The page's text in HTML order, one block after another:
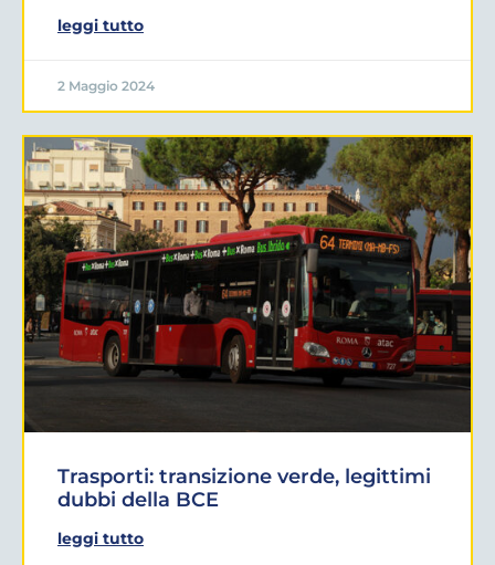
leggi tutto
2 Maggio 2024
Trasporti: transizione verde, legittimi
dubbi della BCE
leggi tutto